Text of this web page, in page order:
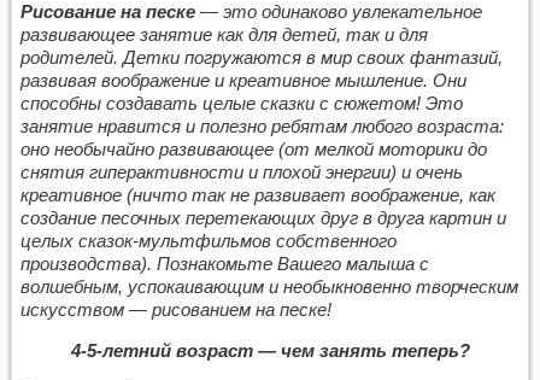
Рисование на песке — это одинаково увлекательное
развивающее занятие как для детей, так и для
родителей. Детки погружаются в мир своих фантазий,
развивая воображение и креативное мышление. Они
способны создавать целые сказки с сюжетом! Это
занятие нравится и полезно ребятам любого возраста:
оно необычайно развивающее (от мелкой моторики до
снятия гиперактивности и плохой энергии) и очень
креативное (ничто так не развивает воображение, как
создание песочных перетекающих друг в друга картин и
целых сказок-мультфильмов собственного
производства). Познакомьте Вашего малыша с
волшебным, успокаивающим и необыкновенно творческим
искусством — рисованием на песке!
4-5-летний возраст — чем занять теперь?